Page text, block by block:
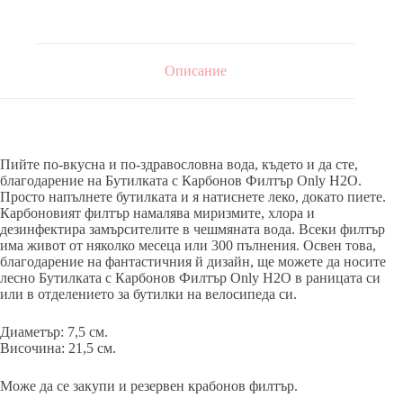
Описание
Пийте по-вкусна и по-здравословна вода, където и да сте,
благодарение на Бутилката с Карбонов Филтър Only H2О.
Просто напълнете бутилката и я натиснете леко, докато пиете.
Карбоновият филтър намалява миризмите, хлора и
дезинфектира замърсителите в чешмяната вода. Всеки филтър
има живот от няколко месеца или 300 пълнения. Освен това,
благодарение на фантастичния й дизайн, ще можете да носите
лесно Бутилката с Карбонов Филтър Only H2O в раницата си
или в отделението за бутилки на велосипеда си.
Диаметър: 7,5 см.
Височина: 21,5 см.
Може да се закупи и резервен крабонов филтър.